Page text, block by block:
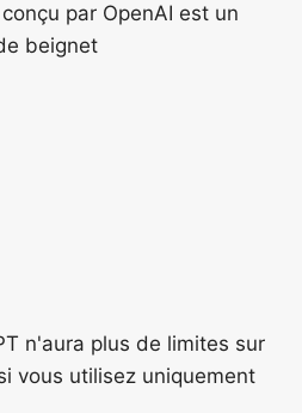
par OpenAI est un
beignet
n'aura plus de limites sur
vous utilisez uniquement